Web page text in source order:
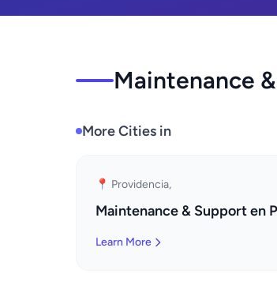
Maintenance
More Cities in
📍 Providencia,
Maintenance & Support en
Learn More